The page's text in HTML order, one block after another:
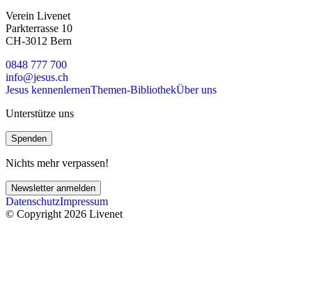
Verein Livenet
Parkterrasse 10
CH-3012 Bern
0848 777 700
info@jesus.ch
Jesus kennenlernenThemen-BibliothekÜber uns
Unterstütze uns
Spenden
Nichts mehr verpassen!
Newsletter anmelden
DatenschutzImpressum
© Copyright 2026 Livenet